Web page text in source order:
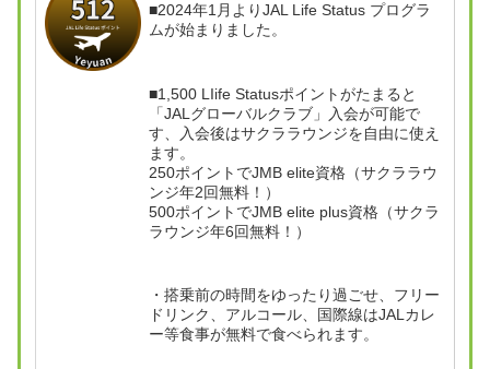
■2024年1月よりJAL Life Status プログラ
ムが始まりました。
■1,500 LIife Statusポイントがたまると
「JALグローバルクラブ」入会が可能で
す、入会後はサクララウンジを自由に使え
ます。
250ポイントでJMB elite資格（サクララウ
ンジ年2回無料！）
500ポイントでJMB elite plus資格（サクラ
ラウンジ年6回無料！）
・搭乗前の時間をゆったり過ごせ、フリー
ドリンク、アルコール、国際線はJALカレ
ー等食事が無料で食べられます。